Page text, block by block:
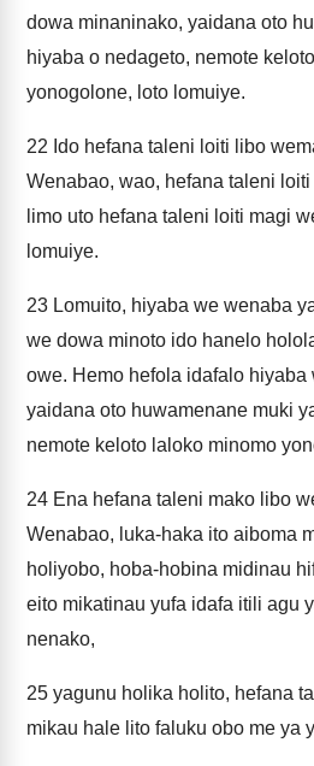
dowa minaninako, yaidana oto
hiyaba o nedageto, nemote
yonogolone, loto lomuiye.
22 Ido hefana taleni loiti libo
Wenabao, wao, hefana taleni
limo uto hefana taleni loiti magi
lomuiye.
23 Lomuito, hiyaba we wenaba
we dowa minoto ido hanelo
owe. Hemo hefola idafalo hiyaba
yaidana oto huwamenane muki
nemote keloto laloko minomo
24 Ena hefana taleni mako libo
Wenabao, luka-haka ito aiboma
holiyobo, hoba-hobina midinau
eito mikatinau yufa idafa itili agu
nenako,
25 yagunu holika holito, hefana
mikau hale lito faluku obo me ya